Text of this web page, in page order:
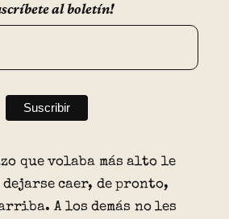
al boletín!
que volaba más alto le
dejarse caer, de pronto,
A los demás no les